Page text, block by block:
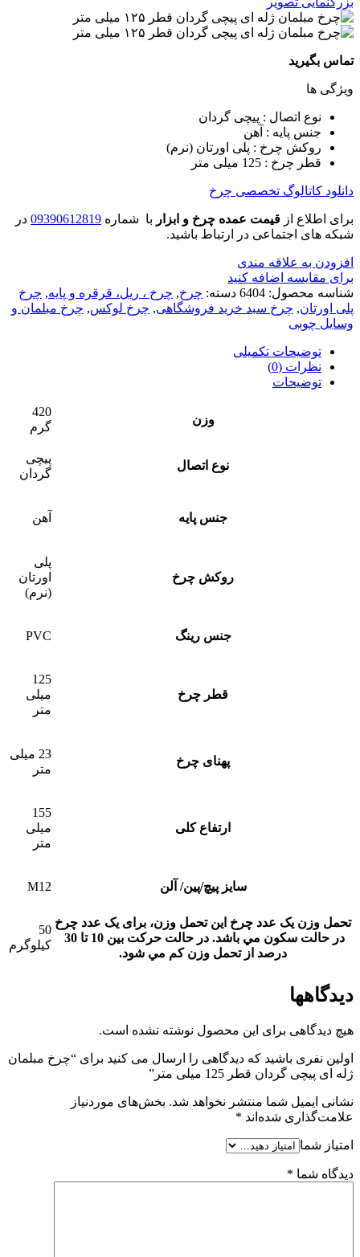
تماس بگیرید
ویژگی ها
نوع اتصال : پیچی گردان
جنس پایه : آهن
روکش چرخ : پلی اورتان (نرم)
قطر چرخ : 125 میلی متر
دانلود کاتالوگ تخصصی چرخ
برای اطلاع از قیمت عمده چرخ و ابزار با شماره 09390612819 در
شبکه های اجتماعی در ارتباط باشید.
افزودن به علاقه مندی
برای مقایسه اضافه کنید
شناسه محصول: 6404 دسته: چرخ, چرخ ، ریل، قرقره و پایه, چرخ
پلی اورتان, چرخ سبد خرید فروشگاهی, چرخ لوکس, چرخ مبلمان و
وسایل چوبی
توضیحات تکمیلی
نظرات (0)
توضیحات
وزن
420
گرم
نوع اتصال
پیچی
گردان
جنس پایه آهن
روکش چرخ
پلی
اورتان
(نرم)
جنس رینگ PVC
قطر چرخ
125
میلی
متر
پهنای چرخ
23 میلی
متر
ارتفاع کلی
155
میلی
متر
سایز پیچ/پین/ آلن M12
تحمل وزن یک عدد چرخ این تحمل وزن، برای يک عدد چرخ
درصد از تحمل وزن کم مي شود.
50
کیلوگرم
دیدگاهها
هیچ دیدگاهی برای این محصول نوشته نشده است.
اولین نفری باشید که دیدگاهی را ارسال می کنید برای “چرخ مبلمان
ژله ای پیچی گردان قطر 125 میلی متر”
نشانی ایمیل شما منتشر نخواهد شد. بخش‌های موردنیاز
علامت‌گذاری شده‌اند *
امتیاز شما
دیدگاه شما *